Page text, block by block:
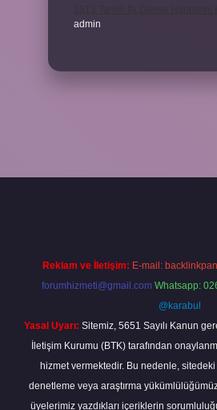
1513 Tarihli Ilk Dünya Haritasını
admin
Reklam ve İletişim: E-mail:
forumhizmeti@gmail.com Whatsapp:
@karabul
Yasal Uyarı: Sitemiz, 5651 Sayılı Kanun
İletişim Kurumu (BTK) tarafından
hizmet vermektedir. Bu nedenle,
denetleme veya araştırma
üyelerimiz yazdıkları içeriklerin